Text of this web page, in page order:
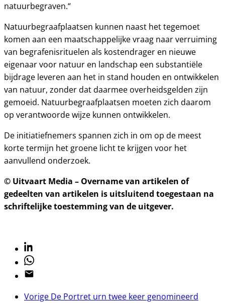
natuurbegraven.“
Natuurbegraafplaatsen kunnen naast het tegemoet
komen aan een maatschappelijke vraag naar verruiming
van begrafenisrituelen als kostendrager en nieuwe
eigenaar voor natuur en landschap een substantiële
bijdrage leveren aan het in stand houden en ontwikkelen
van natuur, zonder dat daarmee overheidsgelden zijn
gemoeid. Natuurbegraafplaatsen moeten zich daarom
op verantwoorde wijze kunnen ontwikkelen.
De initiatiefnemers spannen zich in om op de meest
korte termijn het groene licht te krijgen voor het
aanvullend onderzoek.
© Uitvaart Media – Overname van artikelen of
gedeelten van artikelen is uitsluitend toegestaan na
schriftelijke toestemming van de uitgever.
Linkedin
Whatsapp
Email
Vorige De Portret urn twee keer genomineerd